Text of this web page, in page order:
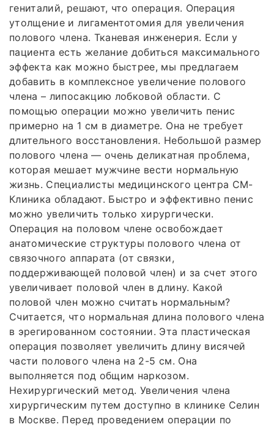
гениталий, решают, что операция. Операция
утолщение и лигаментотомия для увеличения
полового члена. Тканевая инженерия. Если у
пациента есть желание добиться максимального
эффекта как можно быстрее, мы предлагаем
добавить в комплексное увеличение полового
члена – липосакцию лобковой области. С
помощью операции можно увеличить пенис
примерно на 1 см в диаметре. Она не требует
длительного восстановления. Небольшой размер
полового члена — очень деликатная проблема,
которая мешает мужчине вести нормальную
жизнь. Специалисты медицинского центра СМ-
Клиника обладают. Быстро и эффективно пенис
можно увеличить только хирургически.
Операция на половом члене освобождает
анатомические структуры полового члена от
связочного аппарата (от связки,
поддерживающей половой член) и за счет этого
увеличивает половой член в длину. Какой
половой член можно считать нормальным?
Считается, что нормальная длина полового члена
в эрегированном состоянии. Эта пластическая
операция позволяет увеличить длину висячей
части полового члена на 2-5 см. Она
выполняется под общим наркозом.
Нехирургический метод. Увеличения члена
хирургическим путем доступно в клинике Селин
в Москве. Перед проведением операции по